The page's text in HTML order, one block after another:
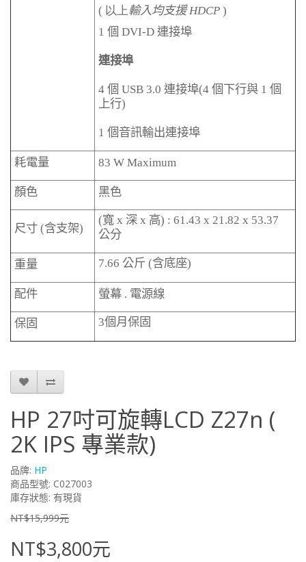
( 以上輸入均支援HDCP )
1 個 DVI-D 連接埠
連接埠
4 個 USB 3.0 連接埠(4 個下行與 1 個
上行)
1 個音訊輸出連接埠
耗電量 83 W Maximum
顏色 黑色
尺寸 (含支架)
(寬 x 深 x 高) : 61.43 x 21.82 x 53.37
公分
重量 7.66 公斤 (含底座)
配件 螢幕 . 電源線
保固 3個月保固
HP 27吋可旋轉LCD Z27n (
2K IPS 專業款)
品牌: HP
商品型號: C027003
庫存狀態: 有現貨
NT$15,999元
NT$3,800元